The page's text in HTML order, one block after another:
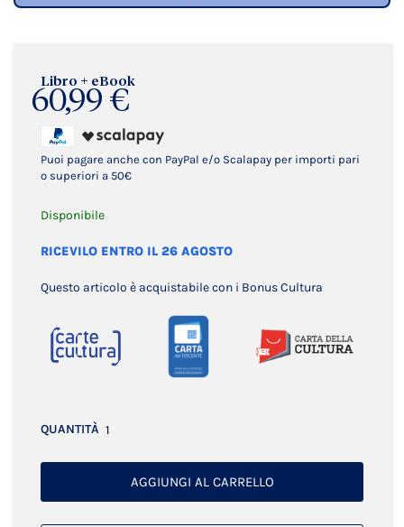
Libro + eBook
60,99 €
Puoi pagare anche con PayPal e/o Scalapay per importi pari
o superiori a 50€
Disponibile
RICEVILO ENTRO IL 26 AGOSTO
Questo articolo è acquistabile con i Bonus Cultura
QUANTITÀ
AGGIUNGI AL CARRELLO